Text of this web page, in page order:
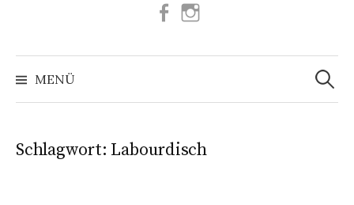
Facebook
MENÜ
Suchen
nach:
Schlagwort: Labourdisch